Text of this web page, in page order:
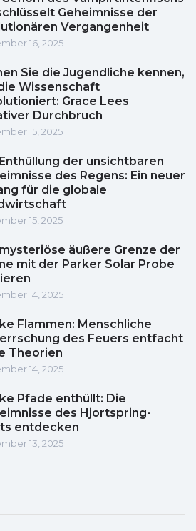
Geheimnisse der
Vergangenheit
16, 2025
Sie die Jugendliche kennen,
Wissenschaft
Grace Lees
Durchbruch
15, 2025
der unsichtbaren
des Regens: Ein neuer
für die globale
15, 2025
äußere Grenze der
mit der Parker Solar Probe
14, 2025
Flammen: Menschliche
des Feuers entfacht
Theorien
14, 2025
Pfade enthüllt: Die
des Hjortspring-
entdecken
13, 2025